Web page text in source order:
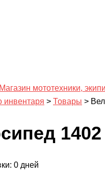
мототехники,
инвентаря > Товары >
1402
0 дней